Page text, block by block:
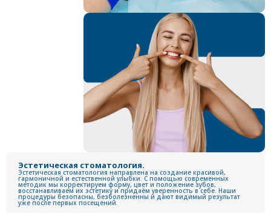
Эстетическая стоматология.
Эстетическая стоматология направлена на создание красивой,
гармоничной и естественной улыбки. С помощью современных
методик мы корректируем форму, цвет и положение зубов,
восстанавливаем их эстетику и придаём уверенность в себе. Наши
процедуры безопасны, безболезненны и дают видимый результат
уже после первых посещений.